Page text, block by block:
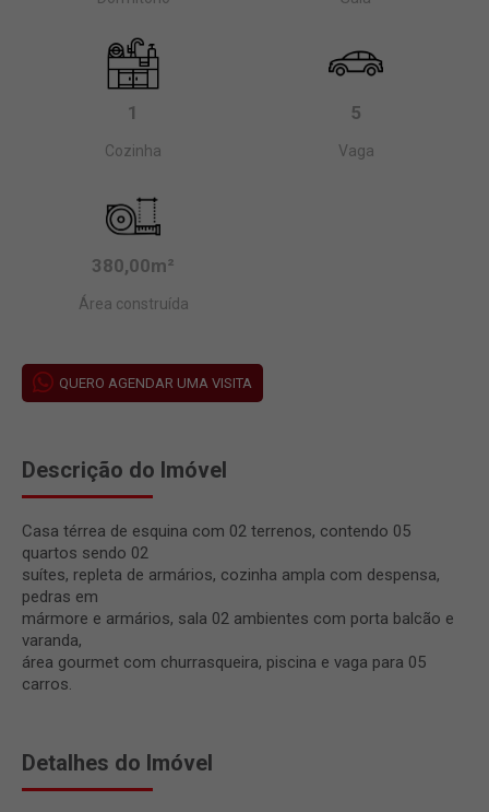
1
Cozinha
5
Vaga
380,00m²
Área construída
QUERO AGENDAR UMA VISITA
Descrição do Imóvel
Casa térrea de esquina com 02 terrenos, contendo 05
quartos sendo 02
suítes, repleta de armários, cozinha ampla com despensa,
pedras em
mármore e armários, sala 02 ambientes com porta balcão e
varanda,
área gourmet com churrasqueira, piscina e vaga para 05
carros.
Detalhes do Imóvel